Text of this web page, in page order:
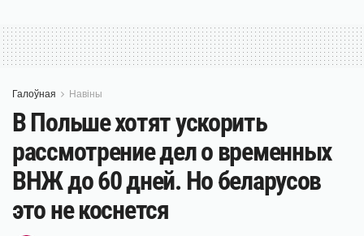
Галоўная Навіны
В Польше хотят ускорить
рассмотрение дел о временных
ВНЖ до 60 дней. Но беларусов
это не коснется